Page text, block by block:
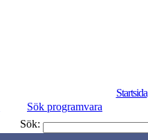
Startsida
Sök programvara
Sök: